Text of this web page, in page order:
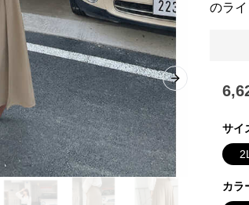
Next slide
のラ
サイ
2L
カラ